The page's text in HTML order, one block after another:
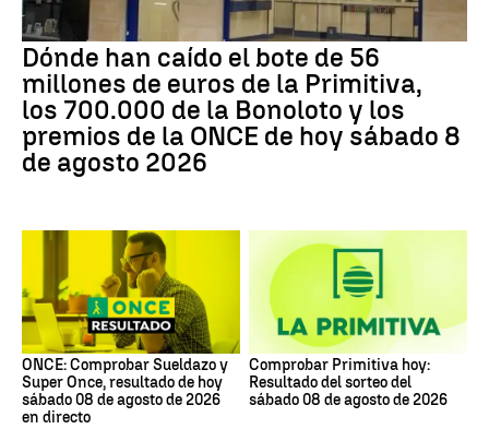
Dónde han caído el bote de 56
millones de euros de la Primitiva,
los 700.000 de la Bonoloto y los
premios de la ONCE de hoy sábado 8
de agosto 2026
ONCE: Comprobar Sueldazo y
Super Once, resultado de hoy
sábado 08 de agosto de 2026
en directo
Comprobar Primitiva hoy:
Resultado del sorteo del
sábado 08 de agosto de 2026